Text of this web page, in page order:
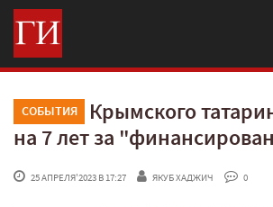
СОБЫТИЯ
Крымского
на 7 лет за
25 АПРЕЛЯ'2023 В 17:27 ЯКУБ ХАДЖИЧ 0